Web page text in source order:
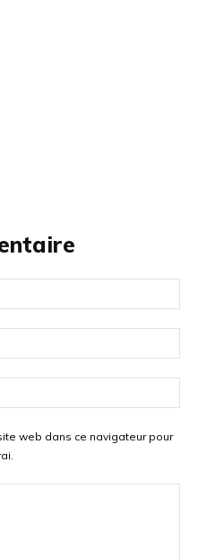
web dans ce navigateur pour